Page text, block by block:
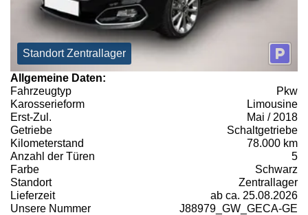
Standort Zentrallager
Allgemeine Daten:
Fahrzeugtyp
Pkw
Karosserieform
Limousine
Erst-Zul.
Mai / 2018
Getriebe
Schaltgetriebe
Kilometerstand
78.000 km
Anzahl der Türen
5
Farbe
Schwarz
Standort
Zentrallager
Lieferzeit
ab ca. 25.08.2026
Unsere Nummer
J88979_GW_GECA-GE